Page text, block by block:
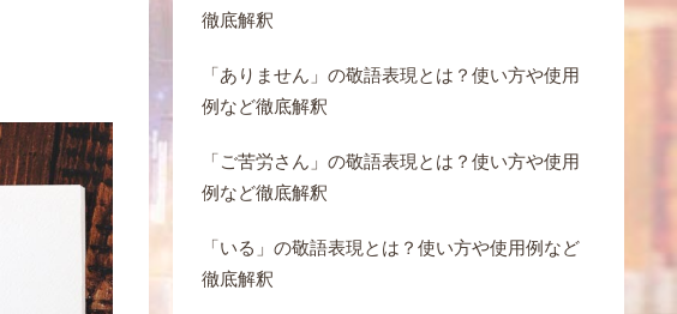
徹底解釈
「ありません」の敬語表現とは？使い方や使用
例など徹底解釈
「ご苦労さん」の敬語表現とは？使い方や使用
例など徹底解釈
「いる」の敬語表現とは？使い方や使用例など
徹底解釈